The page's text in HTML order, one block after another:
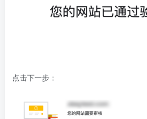
点击下一步：